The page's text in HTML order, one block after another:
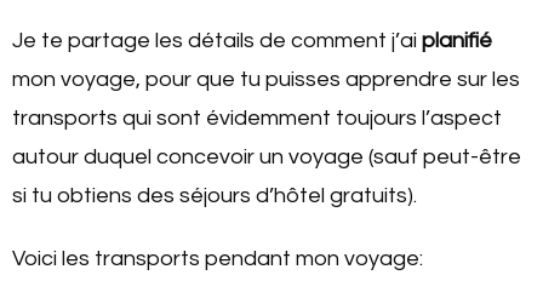
Je te partage les détails de comment j’ai planifié
mon voyage, pour que tu puisses apprendre sur les
transports qui sont évidemment toujours l’aspect
autour duquel concevoir un voyage (sauf peut-être
si tu obtiens des séjours d’hôtel gratuits).
Voici les transports pendant mon voyage: